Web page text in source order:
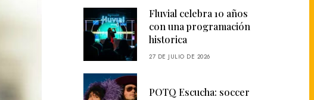
Fluvial celebra 10 años
con una programación
historica
27 DE JULIO DE 2026
POTQ Escucha: soccer